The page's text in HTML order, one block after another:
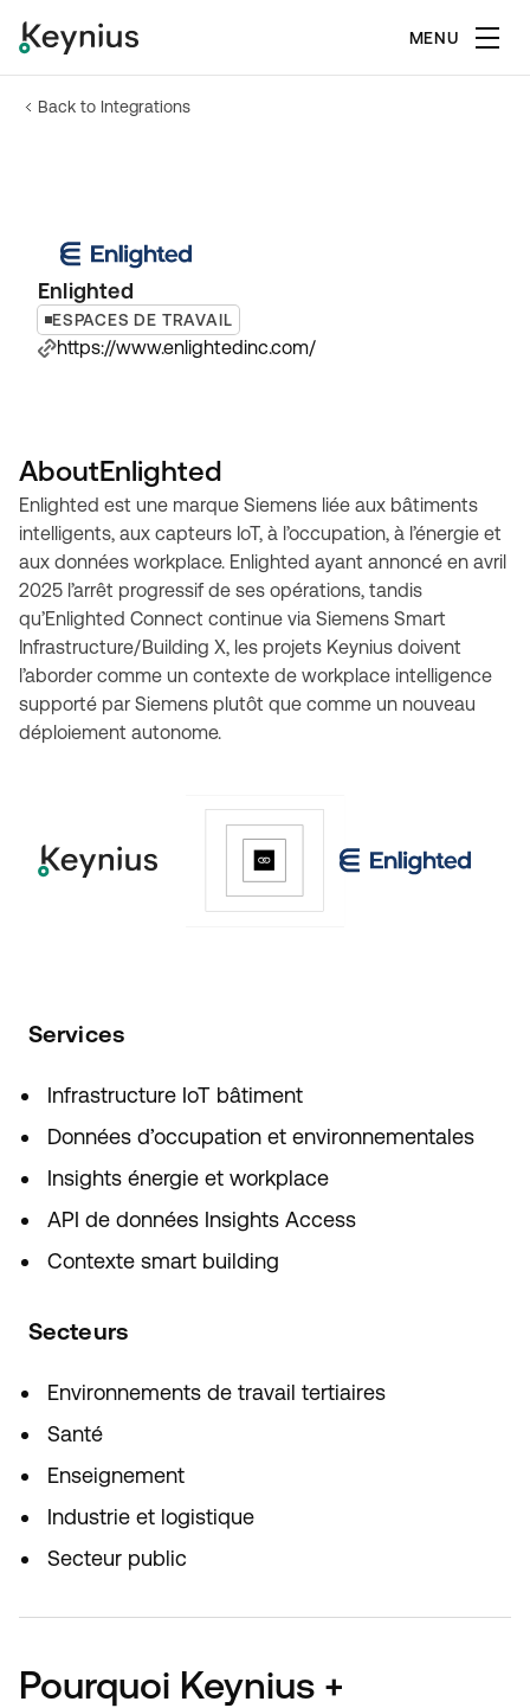
MENU
Back to Integrations
Enlighted
ESPACES DE TRAVAIL
https://www.enlightedinc.com/
AboutEnlighted
Enlighted est une marque Siemens liée aux bâtiments
intelligents, aux capteurs IoT, à l’occupation, à l’énergie et
aux données workplace. Enlighted ayant annoncé en avril
2025 l’arrêt progressif de ses opérations, tandis
qu’Enlighted Connect continue via Siemens Smart
Infrastructure/Building X, les projets Keynius doivent
l’aborder comme un contexte de workplace intelligence
supporté par Siemens plutôt que comme un nouveau
déploiement autonome.
Services
Infrastructure IoT bâtiment
Données d’occupation et environnementales
Insights énergie et workplace
API de données Insights Access
Contexte smart building
Secteurs
Environnements de travail tertiaires
Santé
Enseignement
Industrie et logistique
Secteur public
Pourquoi Keynius +